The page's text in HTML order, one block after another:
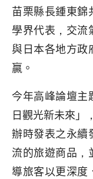
苗栗縣長鍾東錦
學界代表，交流
與日本各地方政
贏。
今年高峰論壇主
日觀光新未來」
辦時發表之永續
流的旅遊商品，
導旅客以更深度